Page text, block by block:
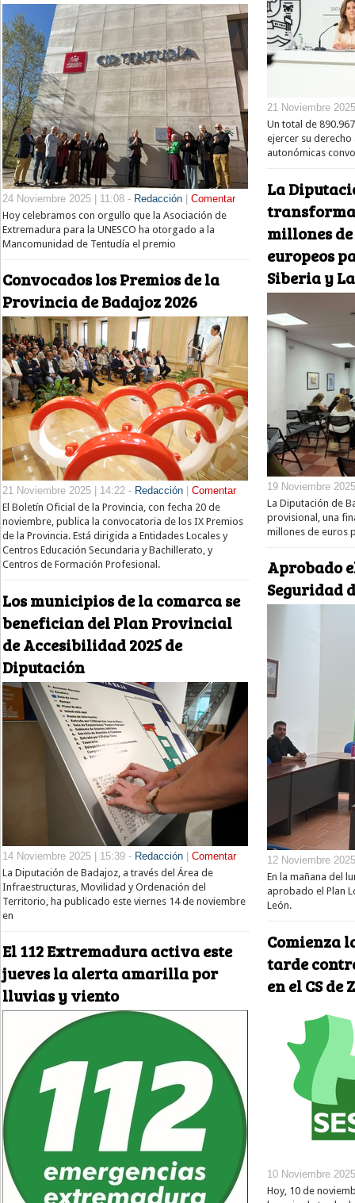
24 Noviembre 2025 | 11:08 - Redacción | Comentar
Hoy celebramos con orgullo que la Asociación de
Extremadura para la UNESCO ha otorgado a la
Mancomunidad de Tentudía el premio
Convocados los Premios de la
Provincia de Badajoz 2026
21 Noviembre 2025 | 14:22 - Redacción
Comentar
El Boletín Oficial de la Provincia, con fecha 20 de
noviembre, publica la convocatoria de los IX Premios
de la Provincia. Está dirigida a Entidades Locales y
Centros Educación Secundaria y Bachillerato, y
Centros de Formación Profesional.
Los municipios de la comarca se
benefician del Plan Provincial
de Accesibilidad 2025 de
Diputación
14 Noviembre 2025 | 15:39 - Redacción | Comentar
La Diputación de Badajoz, a través del Área de
Infraestructuras, Movilidad y Ordenación del
Territorio, ha publicado este viernes 14 de noviembre
en
El 112 Extremadura activa este
jueves la alerta amarilla por
lluvias y viento
21 Noviembre
Un total de
ejercer su
autonómicas
La
millones
europeos
Siberia y
19 Noviembre
La Diputación de
provisional, una
millones de euros
Aprobado
Seguridad
12 Noviembre
En la mañana del
aprobado el Plan
León.
Comienza
tarde
en el CS
10 Noviembre
Hoy, 10 de